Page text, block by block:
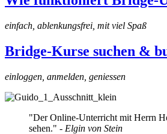
einfach, ablenkungsfrei, mit viel Spaß
Bridge-Kurse suchen &
einloggen, anmelden, geniessen
"Der Online-Unterricht mit Herrn
sehen." - Elgin von Stein